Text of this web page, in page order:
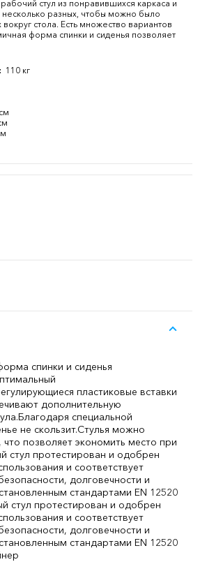
стул из понравившихся каркаса и
несколько разных, чтобы можно было
вокруг стола. Есть множество вариантов
форма спинки и сиденья позволяет
110 кг
спинки и сиденья
пластиковые вставки
дополнительную
Благодаря специальной
не скользит.Стулья можно
позволяет экономить место при
стул протестирован и одобрен
и соответствует
долговечности и
стандартами EN 12520
стул протестирован и одобрен
и соответствует
долговечности и
стандартами EN 12520